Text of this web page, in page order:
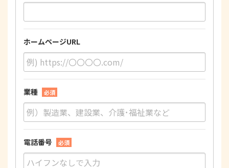
ホームページURL
業種 必須
電話番号 必須